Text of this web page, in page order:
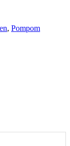
, Pompom